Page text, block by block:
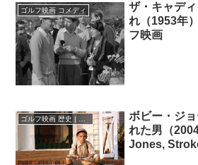
ゴルフ映画 コメディ
ザ・キャデ
れ（1953年
フ映画
ゴルフ映画 歴史 | 伝説
ボビー・ジ
れた男（
Jones,